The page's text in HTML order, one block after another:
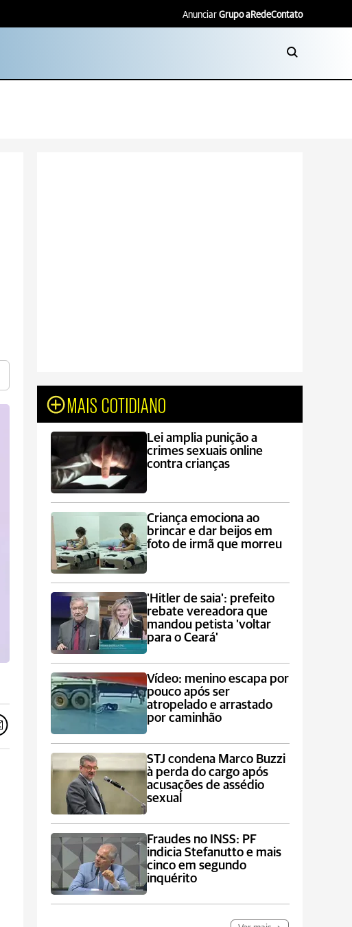
Anunciar Grupo aRedeContato
MAIS COTIDIANO
Lei amplia punição a
crimes sexuais online
contra crianças
Criança emociona ao
brincar e dar beijos em
foto de irmã que morreu
'Hitler de saia': prefeito
rebate vereadora que
mandou petista 'voltar
para o Ceará'
Vídeo: menino escapa por
pouco após ser
atropelado e arrastado
por caminhão
STJ condena Marco Buzzi
à perda do cargo após
acusações de assédio
sexual
Fraudes no INSS: PF
indicia Stefanutto e mais
cinco em segundo
inquérito